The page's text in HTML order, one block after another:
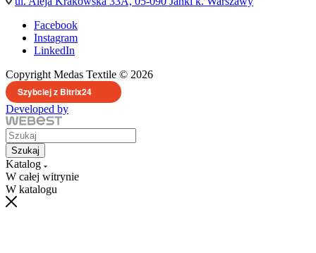
Facebook
Instagram
LinkedIn
Copyright Medas Textile © 2026
Szybciej z Bitrix24
Developed by
Szukaj
Katalog
W całej witrynie
W katalogu